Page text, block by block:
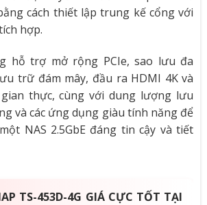
cách thiết lập trung kế cổng với
hợp.
hỗ trợ mở rộng PCIe, sao lưu đa
trữ đám mây, đầu ra HDMI 4K và
thực, cùng với dung lượng lưu
và các ứng dụng giàu tính năng để
NAS 2.5GbE đáng tin cậy và tiết
TS-453D-4G GIÁ CỰC TỐT TẠI